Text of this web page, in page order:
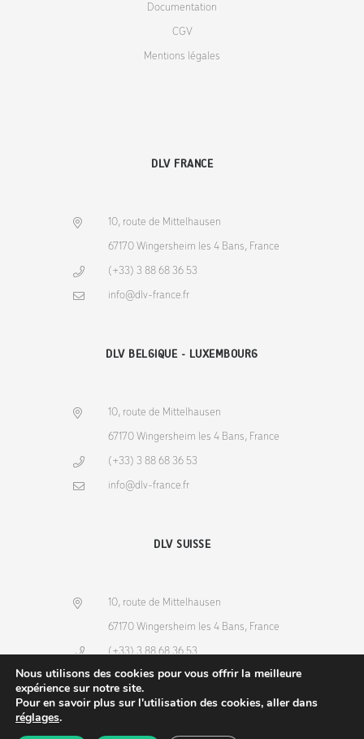
Documentation
CGV
Mentions légales
DLV FRANCE
10, route de Mittelhausen
67170 Wingersheim les 4 Bans, France
(+33) 3 88 68 36 53
info@dlv-france.fr
DLV BELGIQUE - LUXEMBOURG
10, route de Mittelhausen
67170 Wingersheim les 4 Bans, France
(+33) 3 88 68 36 53
info@dlv-france.fr
DLV SUISSE
10, route de Mittelhausen
67170 Wingersheim les 4 Bans, France
(+33) 3 88 68 36 53
info@dlv-france.fr
Nous utilisons des cookies pour vous offrir la meilleure
expérience sur notre site.
Pour en savoir plus sur l'utilisation des cookies, aller dans
réglages.